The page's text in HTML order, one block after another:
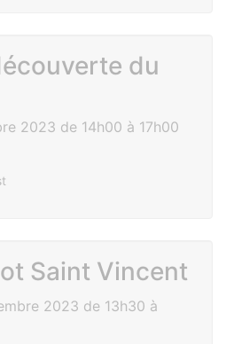
du
2023 de 14h00 à 17h00
Saint Vincent
2023 de 13h30 à